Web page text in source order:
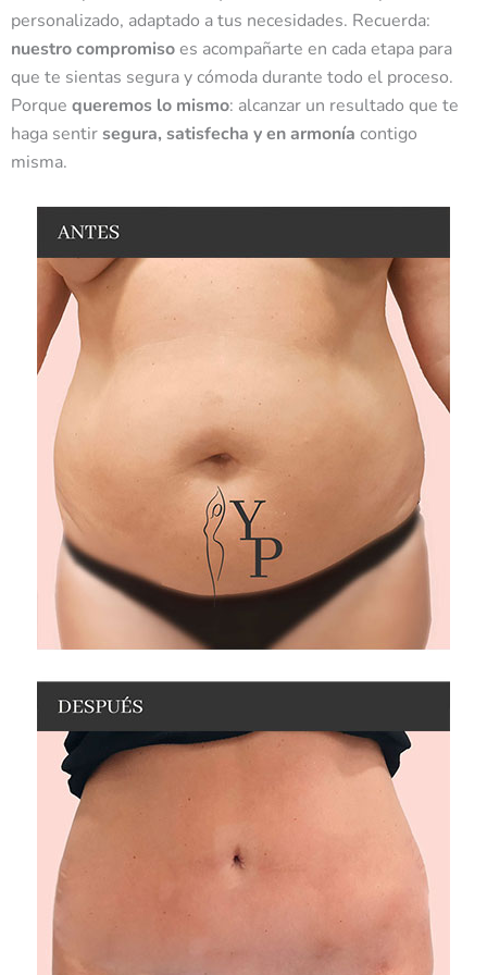
personalizado, adaptado a tus necesidades. Recuerda:
nuestro compromisoes acompañarte en cada etapa para
que te sientas segura y cómoda durante todo el proceso.
Porque queremos lo mismo: alcanzar un resultado que te
haga sentirsegura, satisfecha y en armonía contigo
misma.